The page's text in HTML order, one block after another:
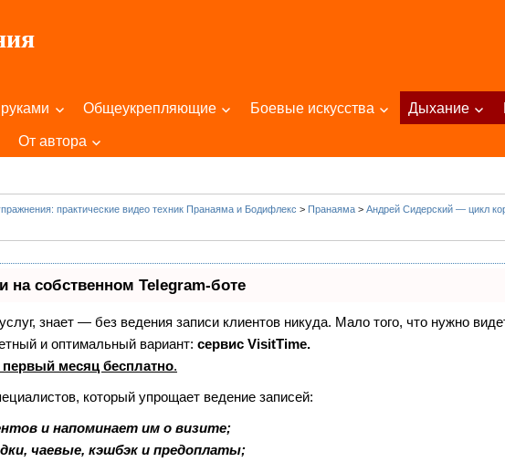
Общеукрепляющие Боевые искусства Дыхание
От автора
практические видео техник Пранаяма и Бодифлекс > Пранаяма > Андрей Сидерский — цикл
на собственном Telegram-боте
знает — без ведения записи клиентов никуда. Мало того, что нужно
и оптимальный вариант: сервис VisitTime.
первый месяц бесплатно.
который упрощает ведение записей:
и напоминает им о визите;
чаевые, кэшбэк и предоплаты;